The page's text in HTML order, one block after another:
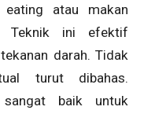
atau makan
Teknik ini efektif
darah. Tidak
turut dibahas.
baik untuk